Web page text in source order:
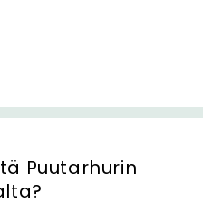
Puutarhurin